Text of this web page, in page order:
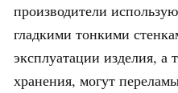
производители
гладкими тонкими
эксплуатации изделия, а
хранения, могут